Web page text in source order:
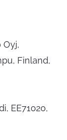
Oyj,
Finland,
EE71020,